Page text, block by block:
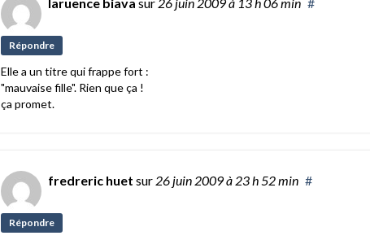
Répondre
Elle a un titre qui frappe fort :
"mauvaise fille". Rien que ça !
ça promet.
fredreric huet sur 26 juin 2009à 23 h 52 min #
Répondre